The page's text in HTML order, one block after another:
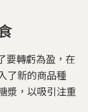
要轉虧為盈，在
了新的商品種
漿，以吸引注重